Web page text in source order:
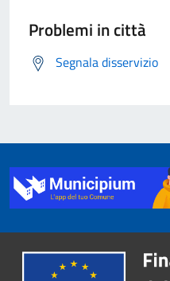
Problemi in città
Segnala disservizio